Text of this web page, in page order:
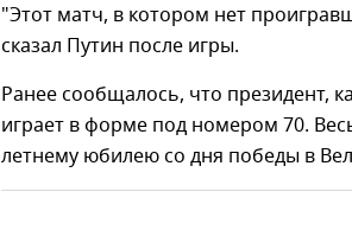
"Этот матч, в котором нет
сказал Путин после игры.
Ранее сообщалось, что президент,
играет в форме под номером 70.
летнему юбилею со дня победы в